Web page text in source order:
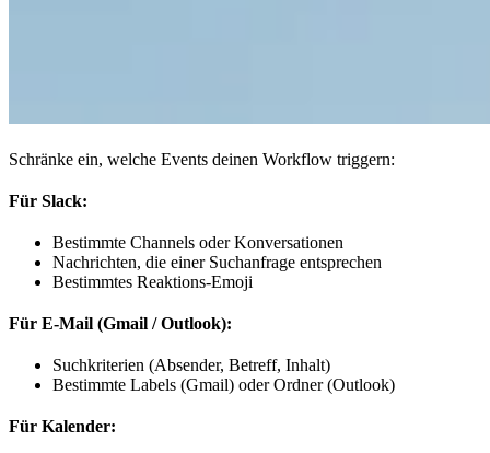
Schränke ein, welche Events deinen Workflow triggern:
Für Slack:
Bestimmte Channels oder Konversationen
Nachrichten, die einer Suchanfrage entsprechen
Bestimmtes Reaktions-Emoji
Für E-Mail (Gmail / Outlook):
Suchkriterien (Absender, Betreff, Inhalt)
Bestimmte Labels (Gmail) oder Ordner (Outlook)
Für Kalender: